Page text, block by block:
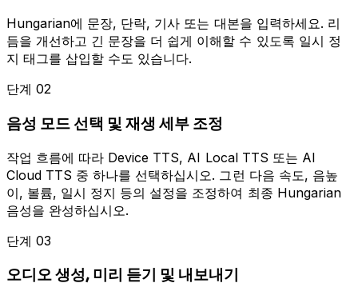
Hungarian에 문장, 단락, 기사 또는 대본을 입력하세요. 리
듬을 개선하고 긴 문장을 더 쉽게 이해할 수 있도록 일시 정
지 태그를 삽입할 수도 있습니다.
단계 02
음성 모드 선택 및 재생 세부 조정
작업 흐름에 따라 Device TTS, AI Local TTS 또는 AI
Cloud TTS 중 하나를 선택하십시오. 그런 다음 속도, 음높
이, 볼륨, 일시 정지 등의 설정을 조정하여 최종 Hungarian
음성을 완성하십시오.
단계 03
오디오 생성, 미리 듣기 및 내보내기